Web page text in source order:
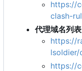
https://
clash-
代理域名列
https://
lsoldier/
https://